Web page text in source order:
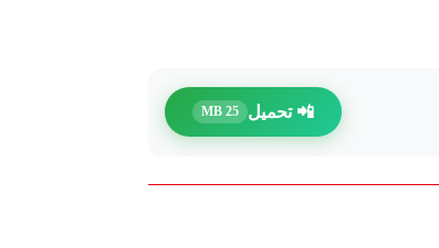
📲 تحميل 25 MB